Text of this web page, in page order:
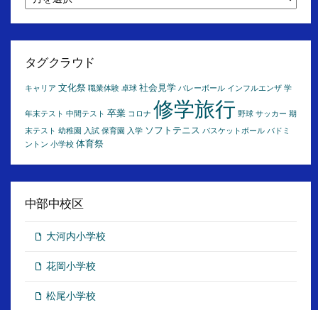
別
ア
イ
タグクラウド
キャリア 文化祭 職業体験 卓球 社会見学 バレーボール インフルエンザ 学
年末テスト 中間テスト 卒業 コロナ 修学旅行 野球 サッカー 期
末テスト 幼稚園 入試 保育園 入学 ソフトテニス バスケットボール バドミ
ントン 小学校 体育祭
中部中校区
大河内小学校
花岡小学校
松尾小学校